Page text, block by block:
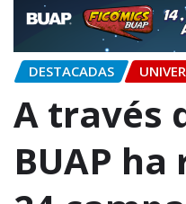
DESTACADAS
A través
BUAP